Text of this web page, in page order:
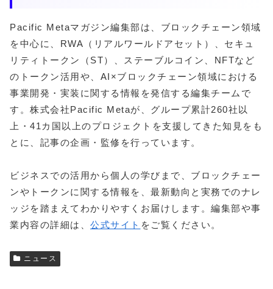
Pacific Metaマガジン編集部は、ブロックチェーン領域
を中心に、RWA（リアルワールドアセット）、セキュ
リティトークン（ST）、ステーブルコイン、NFTなど
のトークン活用や、AI×ブロックチェーン領域における
事業開発・実装に関する情報を発信する編集チームで
す。株式会社Pacific Metaが、グループ累計260社以
上・41カ国以上のプロジェクトを支援してきた知見をも
とに、記事の企画・監修を行っています。
ビジネスでの活用から個人の学びまで、ブロックチェー
ンやトークンに関する情報を、最新動向と実務でのナレ
ッジを踏まえてわかりやすくお届けします。編集部や事
業内容の詳細は、 公式サイト をご覧ください。
ニュース